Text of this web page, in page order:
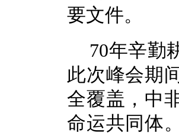
要文件。
70年辛勤
此次峰会期
全覆盖，中
命运共同体